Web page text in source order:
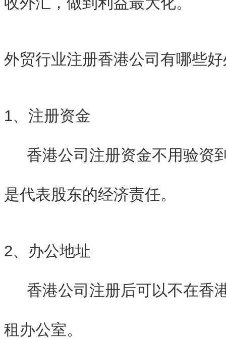
外贸行业注册香港公司有哪些
1、注册资金
香港公司注册资金不用验资
是代表股东的经济责任。
2、办公地址
香港公司注册后可以不在香
租办公室。